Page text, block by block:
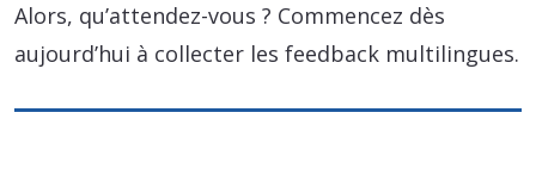
Alors, qu’attendez-vous ? Commencez dès
aujourd’hui à collecter les feedback multilingues.